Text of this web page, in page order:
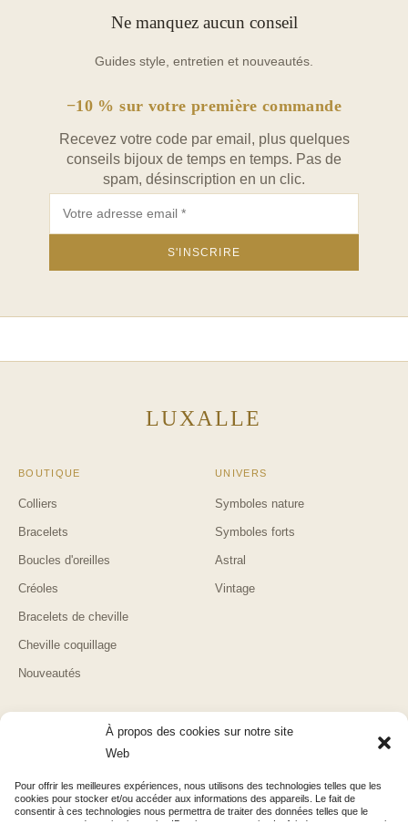
À propos des cookies sur notre site
Web
Pour offrir les meilleures expériences, nous utilisons des technologies telles que les
cookies pour stocker et/ou accéder aux informations des appareils. Le fait de
consentir à ces technologies nous permettra de traiter des données telles que le
comportement de navigation ou les ID uniques sur ce site. Le fait de ne pas consentir
Ne manquez aucun conseil
Guides style, entretien et nouveautés.
−10 % sur votre première commande
Recevez votre code par email, plus quelques
conseils bijoux de temps en temps. Pas de
spam, désinscription en un clic.
LUXALLE
BOUTIQUE
Colliers
Bracelets
Boucles d'oreilles
Créoles
Bracelets de cheville
Cheville coquillage
Nouveautés
UNIVERS
Symboles nature
Symboles forts
Astral
Vintage
Suivi de commande
Retours & remboursements
Contact
Mentions légales
Confidentialité